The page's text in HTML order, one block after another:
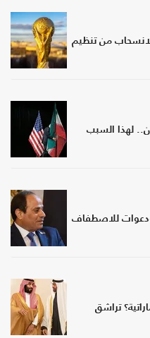
من تنظيم
لهذا السبب
للاصطفاف
تراشق